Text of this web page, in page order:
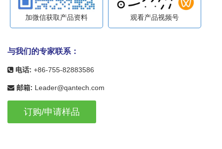
加微信获取产品资料 观看产品视频号
与我们的专家联系：
电话: +86-755-82883586
邮箱: Leader@qantech.com
订购/申请样品